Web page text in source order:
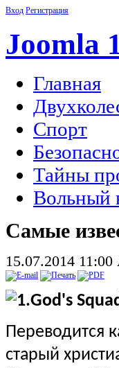
Вход Регистрация
Joomla
Главная
Спорт
Тайны
Вольный
Самые
15.07.2014 11:00
1.God's
Переводится
старый